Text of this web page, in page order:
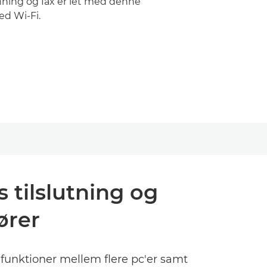
Wi-Fi.
tilslutning og
mellem flere pc'er samt